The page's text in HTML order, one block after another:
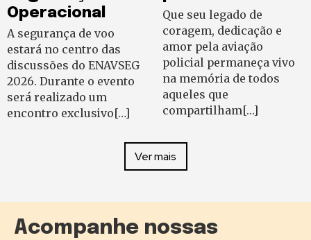
Operacional
A segurança de voo
estará no centro das
discussões do ENAVSEG
2026. Durante o evento
será realizado um
encontro exclusivo[…]
Que seu legado de
coragem, dedicação e
amor pela aviação
policial permaneça vivo
na memória de todos
aqueles que
compartilham[…]
Ver mais
Acompanhe nossas